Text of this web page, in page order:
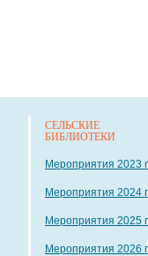
СЕЛЬСКИЕ
БИБЛИОТЕКИ
Мероприятия 2023
Мероприятия 2024
Мероприятия 2025
Мероприятия 2026